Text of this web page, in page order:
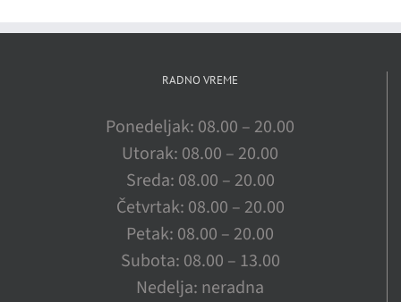
RADNO VREME
Ponedeljak: 08.00 – 20.00
Utorak: 08.00 – 20.00
Sreda: 08.00 – 20.00
Četvrtak: 08.00 – 20.00
Petak: 08.00 – 20.00
Subota: 08.00 – 13.00
Nedelja: neradna